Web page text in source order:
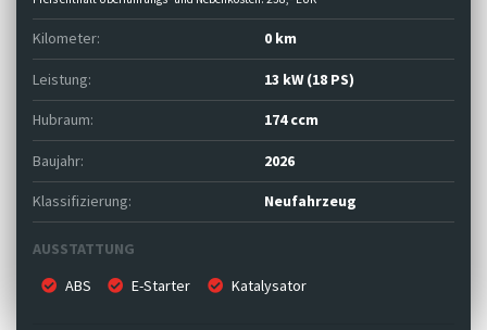
Kilometer: 0 km
Leistung: 13 kW (18 PS)
Hubraum: 174 ccm
Baujahr: 2026
Klassifizierung: Neufahrzeug
AUSSTATTUNG
ABS
E-Starter Katalysator